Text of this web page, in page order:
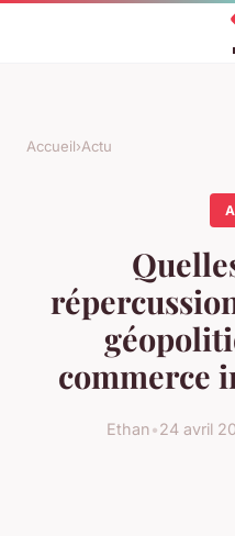
Accueil›Actu
commerce
Ethan•24 avril